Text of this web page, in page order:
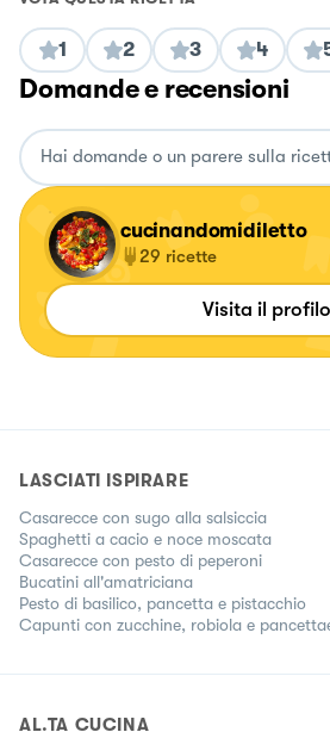
1 2 3 4
Domande e recensioni
cucinandomidiletto
29 ricette
Visita il profilo
LASCIATI ISPIRARE
Casarecce con sugo alla salsiccia
Spaghetti a cacio e noce moscata
Casarecce con pesto di peperoni
Bucatini all'amatriciana
Pesto di basilico, pancetta e pistacchio
Capunti con zucchine, robiola e
AL.TA CUCINA